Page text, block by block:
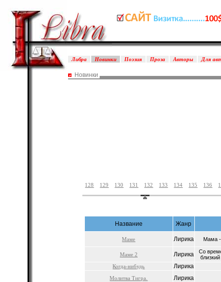
Либра Новинки Поэзия Проза Авторы Для
Новинки
128 129 130 131 132 133 134 135 136
Название Жанр
Маме Лирика Мама -
Маме 2 Лирика
Со
Когда-нибудь
Лирика
Молитва Тигра. Лирика